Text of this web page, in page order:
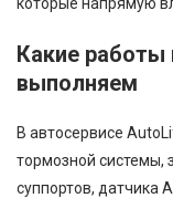
Какие работы
выполняем
В автосервисе
тормозной системы,
суппортов, датчика